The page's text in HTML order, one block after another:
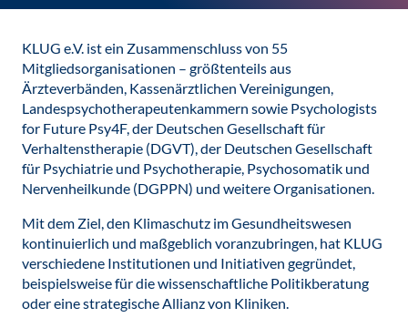
KLUG e.V. ist ein Zusammenschluss von 55
Mitgliedsorganisationen – größtenteils aus
Ärzteverbänden, Kassenärztlichen Vereinigungen,
Landespsychotherapeutenkammern sowie Psychologists
for Future Psy4F, der Deutschen Gesellschaft für
Verhaltenstherapie (DGVT), der Deutschen Gesellschaft
für Psychiatrie und Psychotherapie, Psychosomatik und
Nervenheilkunde (DGPPN) und weitere Organisationen.
Mit dem Ziel, den Klimaschutz im Gesundheitswesen
kontinuierlich und maßgeblich voranzubringen, hat KLUG
verschiedene Institutionen und Initiativen gegründet,
beispielsweise für die wissenschaftliche Politikberatung
oder eine strategische Allianz von Kliniken.